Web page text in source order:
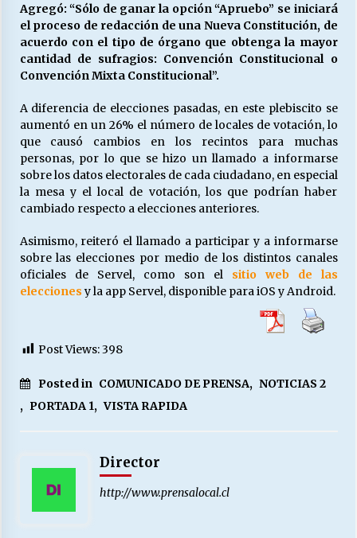
Agregó: “Sólo de ganar la opción “Apruebo” se iniciará
el proceso de redacción de una Nueva Constitución, de
acuerdo con el tipo de órgano que obtenga la mayor
cantidad de sufragios: Convención Constitucional o
Convención Mixta Constitucional”.
A diferencia de elecciones pasadas, en este plebiscito se
aumentó en un 26% el número de locales de votación, lo
que causó cambios en los recintos para muchas
personas, por lo que se hizo un llamado a informarse
sobre los datos electorales de cada ciudadano, en especial
la mesa y el local de votación, los que podrían haber
cambiado respecto a elecciones anteriores.
Asimismo, reiteró el llamado a participar y a informarse
sobre las elecciones por medio de los distintos canales
oficiales de Servel, como son el sitio web de las
eleccionesy la app Servel, disponible para iOS y Android.
Post Views:398
Posted in COMUNICADO DE PRENSA, NOTICIAS 2
, PORTADA 1, VISTA RAPIDA
Director
http://www.prensalocal.cl